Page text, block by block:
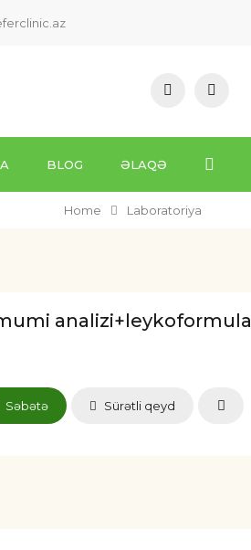
BLOG ƏLAQƏ
Home Laboratoriya
analizi+leykoformula
Səbətə Sürətli qeyd